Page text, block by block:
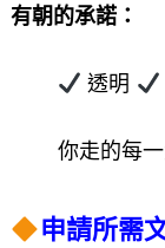
有朝的承諾：
透明
你走的每
申請所需